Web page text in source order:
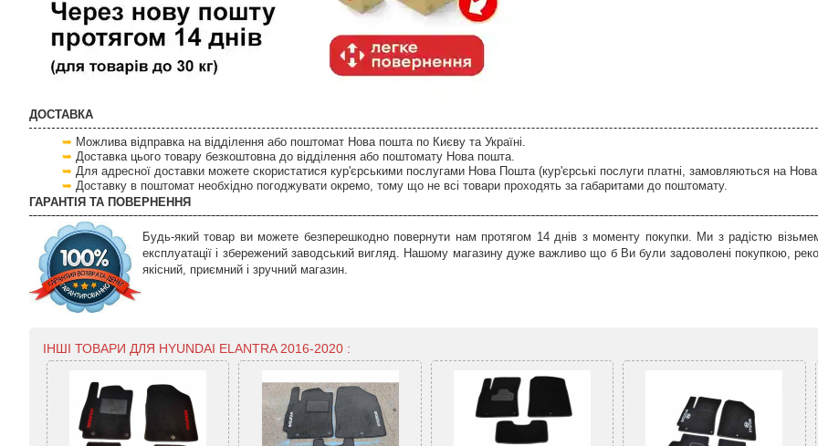
ДОСТАВКА
Можлива відправка на відділення або поштомат Нова пошта по Києву та Україні.
Доставка цього товару безкоштовна до відділення або поштомату Нова пошта.
Для адресної доставки можете скористатися кур'єрськими послугами Нова Пошта (кур'єрські послуги платні, замовляються на
Доставку в поштомат необхідно погоджувати окремо, тому що не всі товари проходять за габаритами до поштомату.
ГАРАНТІЯ ТА ПОВЕРНЕННЯ
Будь-який товар ви можете безперешкодно повернути нам протягом 14 днів з моменту покупки. Ми з радістю
експлуатації і збережений заводський вигляд. Нашому магазину дуже важливо що б Ви були задоволені покупкою,
якісний, приємний і зручний магазин.
ІНШІ ТОВАРИ ДЛЯ HYUNDAI ELANTRA 2016-2020 :